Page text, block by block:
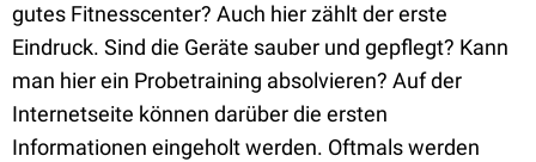
gutes Fitnesscenter? Auch hier zählt der erste
Eindruck. Sind die Geräte sauber und gepflegt? Kann
man hier ein Probetraining absolvieren? Auf der
Internetseite können darüber die ersten
Informationen eingeholt werden. Oftmals werden